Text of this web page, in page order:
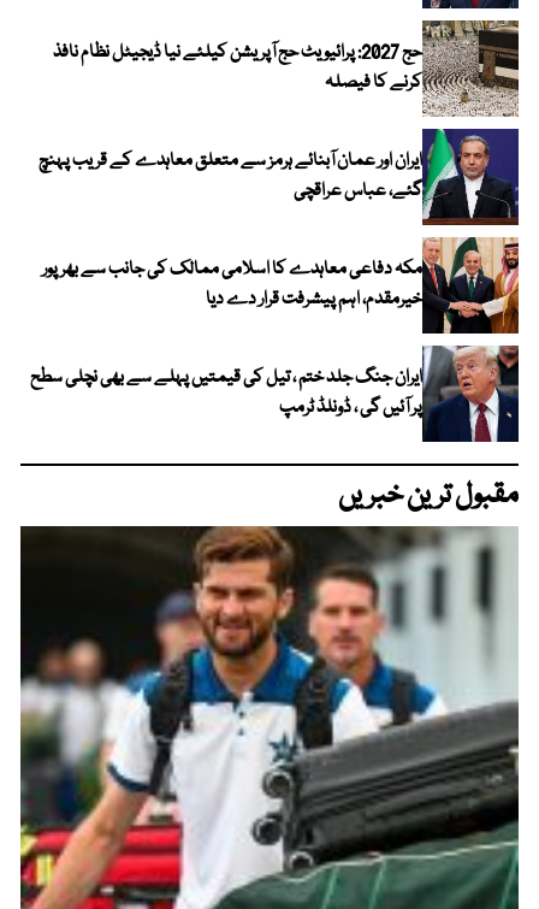
حج 2027: پرائیویٹ حج آپریشن کیلئے نیا ڈیجیٹل نظام نافذ
کرنے کا فیصلہ
ایران اور عمان آبنائے ہرمز سے متعلق معاہدے کے قریب پہنچ
گئے، عباس عراقچی
مکہ دفاعی معاہدے کا اسلامی ممالک کی جانب سے بھرپور
خیرمقدم، اہم پیشرفت قرار دے دیا
ایران جنگ جلد ختم ، تیل کی قیمتیں پہلے سے بھی نچلی سطح
پر آئیں گی ، ڈونلڈ ٹرمپ
مقبول ترین خبریں